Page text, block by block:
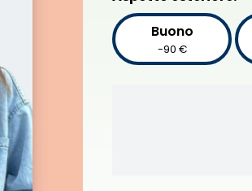
Buono
-90 €